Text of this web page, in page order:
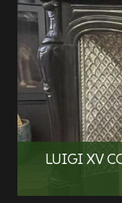
LUIGI XV